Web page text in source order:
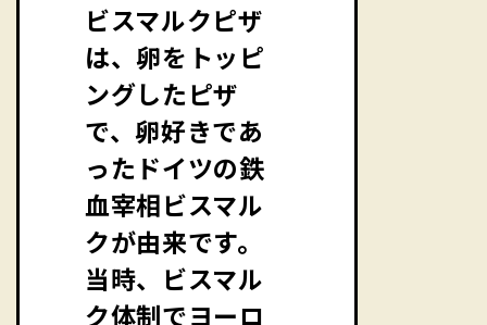
ビスマルクピザ
は、卵をトッピ
ングしたピザ
で、卵好きであ
ったドイツの鉄
血宰相ビスマル
クが由来です。
当時、ビスマル
ク体制でヨーロ